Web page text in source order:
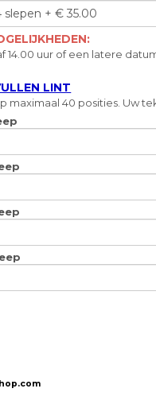
14.00 uur of een latere
LINT
maximaal 40 posities. Uw